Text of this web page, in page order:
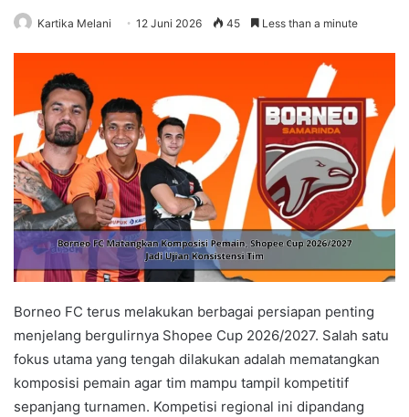
Kartika Melani 12 Juni 2026 45 Less than a minute
Borneo FC terus melakukan berbagai persiapan penting
menjelang bergulirnya Shopee Cup 2026/2027. Salah satu
fokus utama yang tengah dilakukan adalah mematangkan
komposisi pemain agar tim mampu tampil kompetitif
sepanjang turnamen. Kompetisi regional ini dipandang